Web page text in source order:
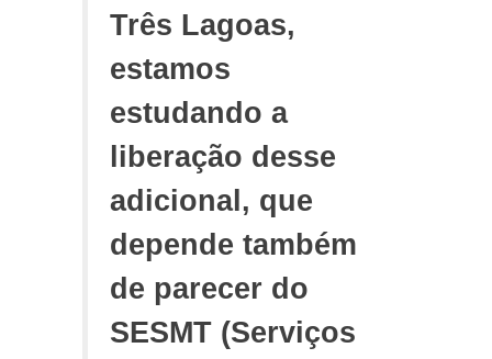
Três Lagoas,
estamos
estudando a
liberação desse
adicional, que
depende também
de parecer do
SESMT (Serviços